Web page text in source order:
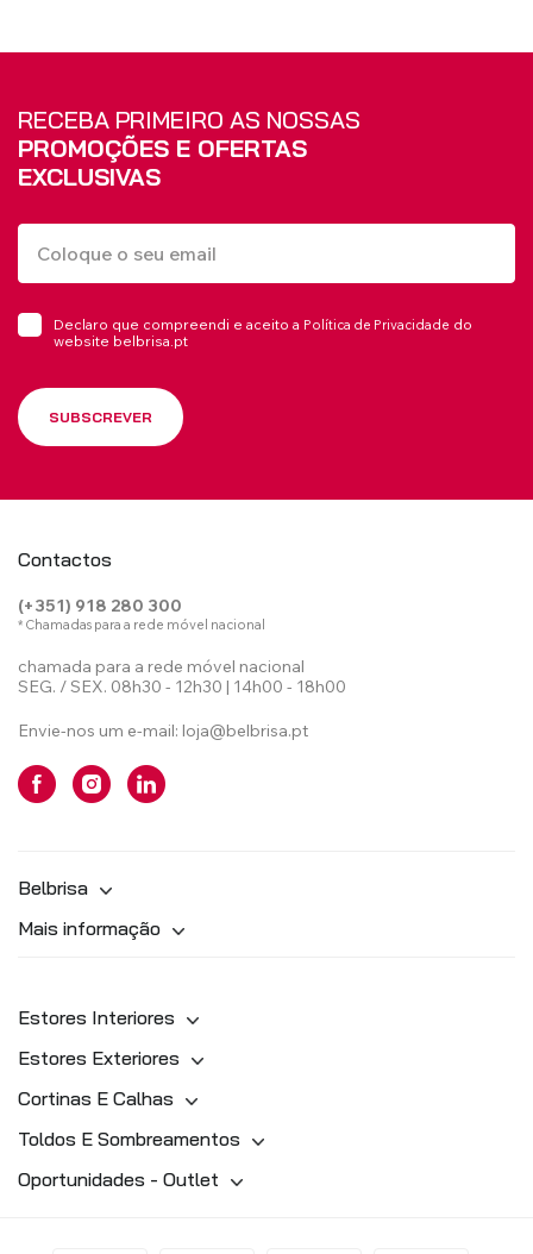
RECEBA PRIMEIRO AS NOSSAS
PROMOÇÕES E OFERTAS
EXCLUSIVAS
Declaro que compreendi e aceito a Política de Privacidade do
website belbrisa.pt
SUBSCREVER
Contactos
(+351) 918 280 300
* Chamadas para a rede móvel nacional
chamada para a rede móvel nacional
SEG. / SEX. 08h30 - 12h30 | 14h00 - 18h00
Envie-nos um e-mail: loja@belbrisa.pt
Belbrisa
Mais informação
Estores Interiores
Estores Exteriores
Cortinas E Calhas
Toldos E Sombreamentos
Oportunidades - Outlet